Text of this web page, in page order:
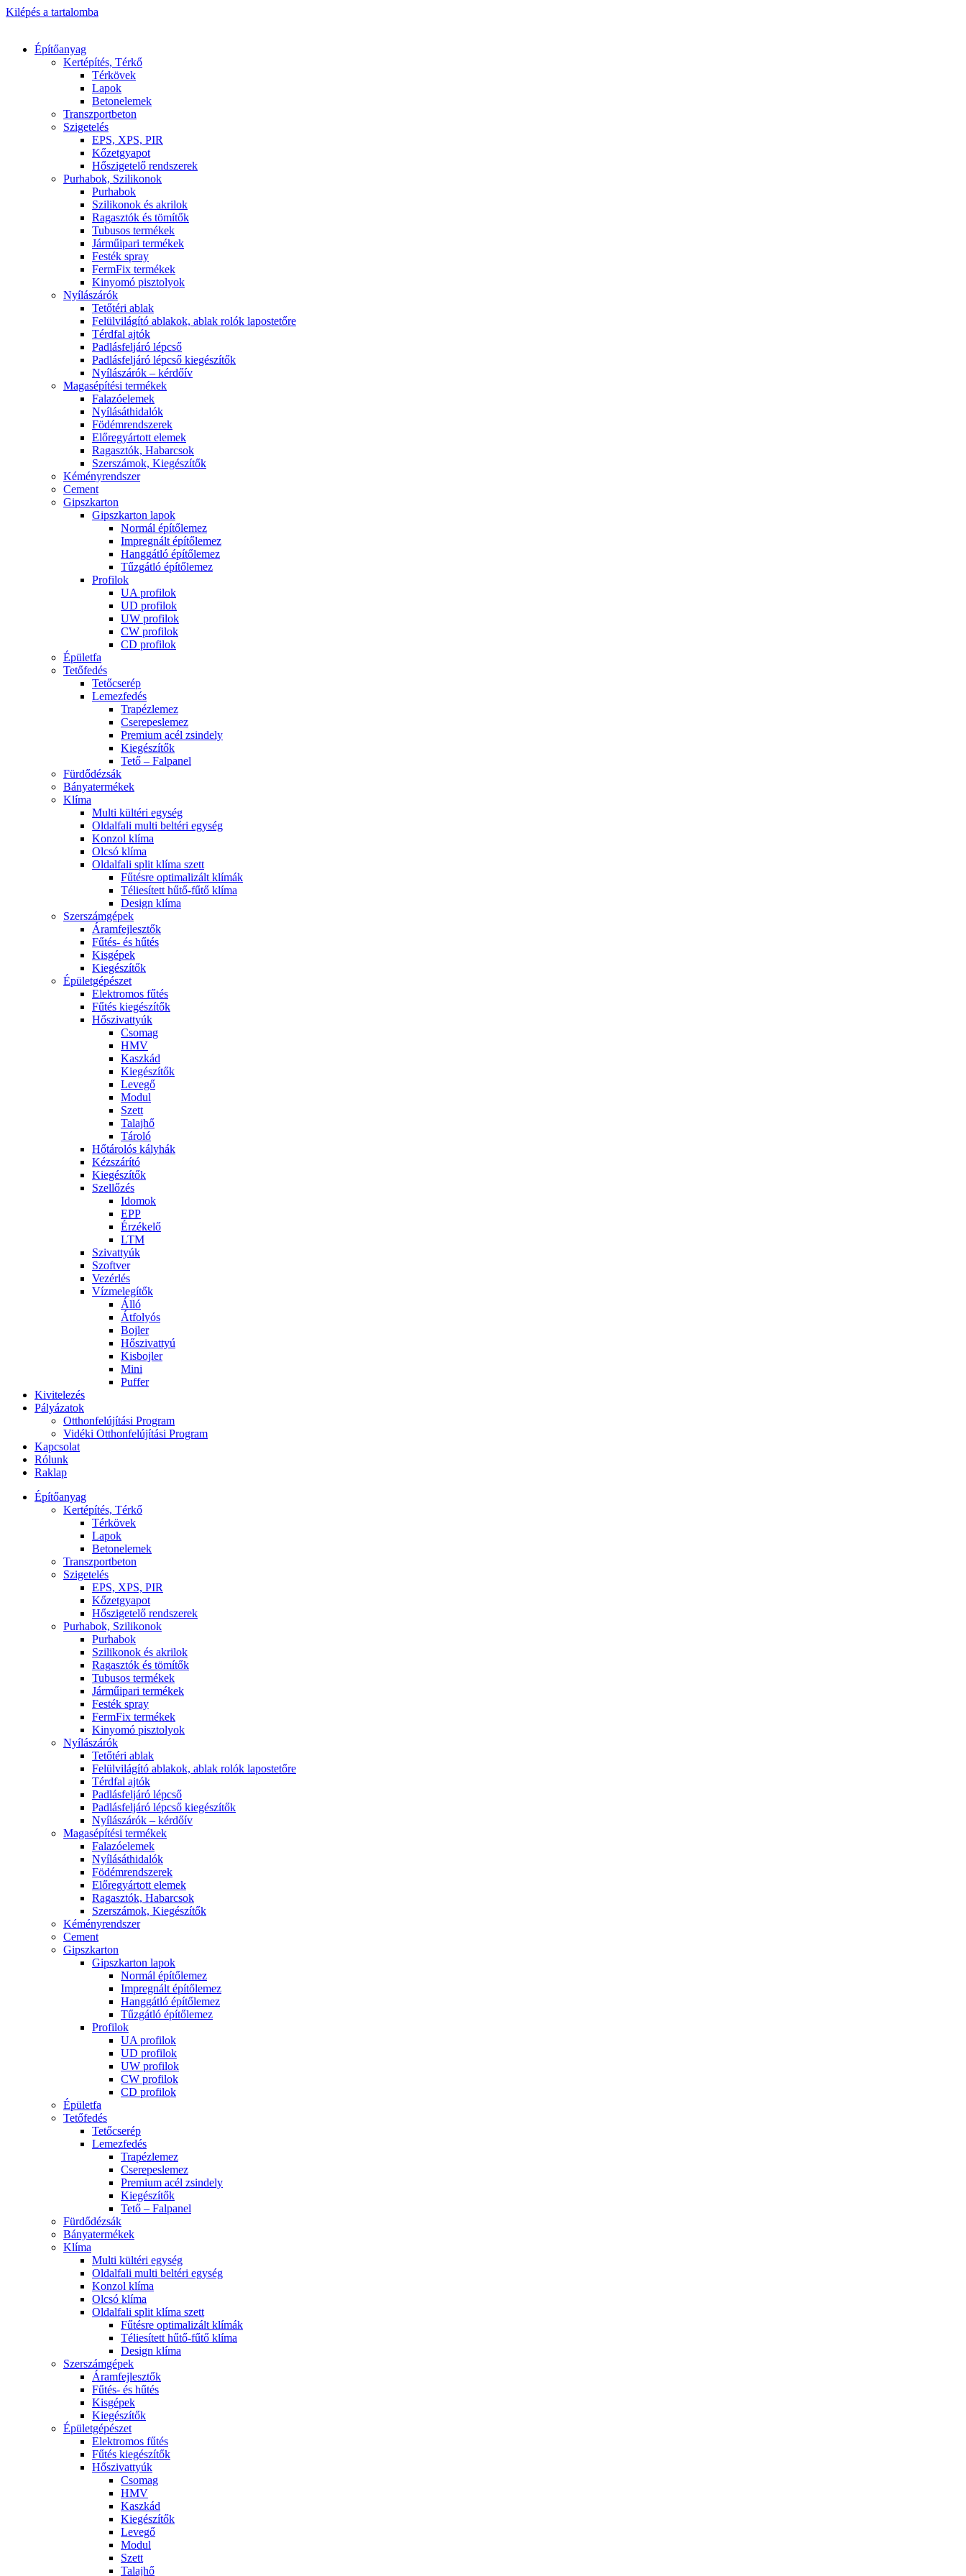
Kilépés a tartalomba
Építőanyag
Kertépítés, Térkő
Térkövek
Lapok
Betonelemek
Transzportbeton
Szigetelés
EPS, XPS, PIR
Kőzetgyapot
Hőszigetelő rendszerek
Purhabok, Szilikonok
Purhabok
Szilikonok és akrilok
Ragasztók és tömítők
Tubusos termékek
Járműipari termékek
Festék spray
FermFix termékek
Kinyomó pisztolyok
Nyílászárók
Tetőtéri ablak
Felülvilágító ablakok, ablak rolók lapostetőre
Térdfal ajtók
Padlásfeljáró lépcső
Padlásfeljáró lépcső kiegészítők
Nyílászárók – kérdőív
Magasépítési termékek
Falazóelemek
Nyílásáthidalók
Födémrendszerek
Előregyártott elemek
Ragasztók, Habarcsok
Szerszámok, Kiegészítők
Kéményrendszer
Cement
Gipszkarton
Gipszkarton lapok
Normál építőlemez
Impregnált építőlemez
Hanggátló építőlemez
Tűzgátló építőlemez
Profilok
UA profilok
UD profilok
UW profilok
CW profilok
CD profilok
Épületfa
Tetőfedés
Tetőcserép
Lemezfedés
Trapézlemez
Cserepeslemez
Premium acél zsindely
Kiegészítők
Tető – Falpanel
Fürdődézsák
Bányatermékek
Klíma
Multi kültéri egység
Oldalfali multi beltéri egység
Konzol klíma
Olcsó klíma
Oldalfali split klíma szett
Fűtésre optimalizált klímák
Téliesített hűtő-fűtő klíma
Design klíma
Szerszámgépek
Áramfejlesztők
Fűtés- és hűtés
Kisgépek
Kiegészítők
Épületgépészet
Elektromos fűtés
Fűtés kiegészítők
Hőszivattyúk
Csomag
HMV
Kaszkád
Kiegészítők
Levegő
Modul
Szett
Talajhő
Tároló
Hőtárolós kályhák
Kézszárító
Kiegészítők
Szellőzés
Idomok
EPP
Érzékelő
LTM
Szivattyúk
Szoftver
Vezérlés
Vízmelegítők
Álló
Átfolyós
Bojler
Hőszivattyú
Kisbojler
Mini
Puffer
Kivitelezés
Pályázatok
Otthonfelújítási Program
Vidéki Otthonfelújítási Program
Kapcsolat
Rólunk
Raklap
Építőanyag
Kertépítés, Térkő
Térkövek
Lapok
Betonelemek
Transzportbeton
Szigetelés
EPS, XPS, PIR
Kőzetgyapot
Hőszigetelő rendszerek
Purhabok, Szilikonok
Purhabok
Szilikonok és akrilok
Ragasztók és tömítők
Tubusos termékek
Járműipari termékek
Festék spray
FermFix termékek
Kinyomó pisztolyok
Nyílászárók
Tetőtéri ablak
Felülvilágító ablakok, ablak rolók lapostetőre
Térdfal ajtók
Padlásfeljáró lépcső
Padlásfeljáró lépcső kiegészítők
Nyílászárók – kérdőív
Magasépítési termékek
Falazóelemek
Nyílásáthidalók
Födémrendszerek
Előregyártott elemek
Ragasztók, Habarcsok
Szerszámok, Kiegészítők
Kéményrendszer
Cement
Gipszkarton
Gipszkarton lapok
Normál építőlemez
Impregnált építőlemez
Hanggátló építőlemez
Tűzgátló építőlemez
Profilok
UA profilok
UD profilok
UW profilok
CW profilok
CD profilok
Épületfa
Tetőfedés
Tetőcserép
Lemezfedés
Trapézlemez
Cserepeslemez
Premium acél zsindely
Kiegészítők
Tető – Falpanel
Fürdődézsák
Bányatermékek
Klíma
Multi kültéri egység
Oldalfali multi beltéri egység
Konzol klíma
Olcsó klíma
Oldalfali split klíma szett
Fűtésre optimalizált klímák
Téliesített hűtő-fűtő klíma
Design klíma
Szerszámgépek
Áramfejlesztők
Fűtés- és hűtés
Kisgépek
Kiegészítők
Épületgépészet
Elektromos fűtés
Fűtés kiegészítők
Hőszivattyúk
Csomag
HMV
Kaszkád
Kiegészítők
Levegő
Modul
Szett
Talajhő